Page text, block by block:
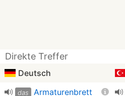
Direkte Treffer
Deutsch
das Armaturenbrett